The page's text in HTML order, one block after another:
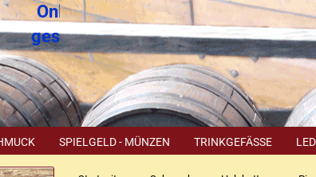
Onlineshop
geschlossen
SPIELGELD - MÜNZEN TRINKGEFÄSSE